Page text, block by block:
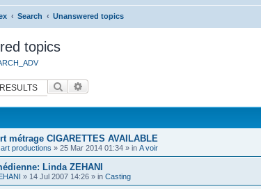
Search Unanswered topics
topics
Search
métrage CIGARETTES AVAILABLE
productions » 25 Mar 2014 01:34 » in A voir
Linda ZEHANI
» 14 Jul 2007 14:26 » in Casting